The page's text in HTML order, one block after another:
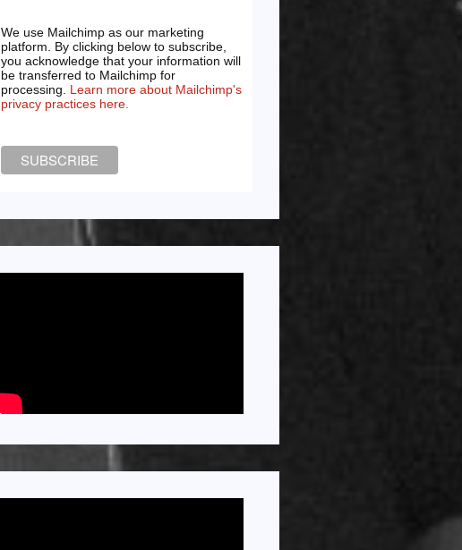
We use Mailchimp as our marketing
platform. By clicking below to subscribe,
you acknowledge that your information will
be transferred to Mailchimp for
processing. Learn more about Mailchimp's
privacy practices here.